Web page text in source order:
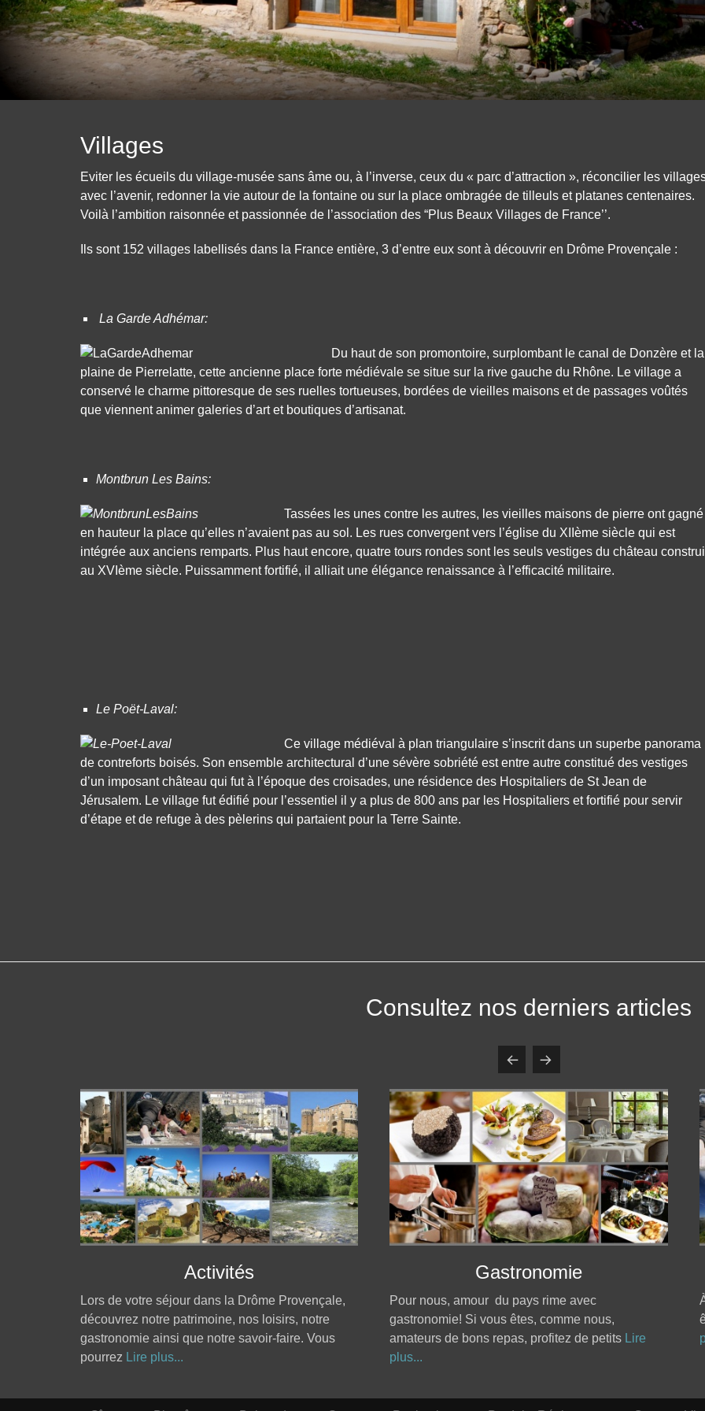
Villages
Eviter les écueils du village-musée sans âme ou, à l’inverse, ceux du « parc d’attraction », réconcilier les
avec l’avenir, redonner la vie autour de la fontaine ou sur la place ombragée de tilleuls et platanes centenaires.
Voilà l’ambition raisonnée et passionnée de l’association des “Plus Beaux Villages de France’’.
Ils sont 152 villages labellisés dans la France entière, 3 d’entre eux sont à découvrir en Drôme Provençale :
La Garde Adhémar:
Du haut de son promontoire, surplombant le canal de Donzère et la
plaine de Pierrelatte, cette ancienne place forte médiévale se situe sur la rive gauche du Rhône. Le village a
conservé le charme pittoresque de ses ruelles tortueuses, bordées de vieilles maisons et de passages voûtés
que viennent animer galeries d’art et boutiques d’artisanat.
Montbrun Les Bains:
Tassées les unes contre les autres, les vieilles maisons de pierre ont gagné
en hauteur la place qu’elles n’avaient pas au sol. Les rues convergent vers l’église du XIIème siècle qui est
intégrée aux anciens remparts. Plus haut encore, quatre tours rondes sont les seuls vestiges du château
au XVIème siècle. Puissamment fortifié, il alliait une élégance renaissance à l’efficacité militaire.
Le Poët-Laval:
Ce village médiéval à plan triangulaire s’inscrit dans un superbe panorama
de contreforts boisés. Son ensemble architectural d’une sévère sobriété est entre autre constitué des vestiges
d’un imposant château qui fut à l’époque des croisades, une résidence des Hospitaliers de St Jean de
Jérusalem. Le village fut édifié pour l’essentiel il y a plus de 800 ans par les Hospitaliers et fortifié pour servir
d’étape et de refuge à des pèlerins qui partaient pour la Terre Sainte.
Consultez nos derniers articles
Activités
Lors de votre séjour dans la Drôme Provençale,
découvrez notre patrimoine, nos loisirs, notre
gastronomie ainsi que notre savoir-faire. Vous
pourrez Lire plus...
Gastronomie
Pour nous, amour du pays rime avec
gastronomie! Si vous êtes, comme nous,
amateurs de bons repas, profitez de petits Lire
plus...